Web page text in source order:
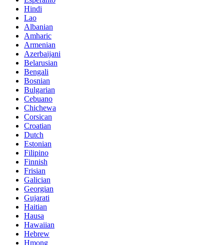
Hindi
Lao
Albanian
Amharic
Armenian
Azerbaijani
Belarusian
Bengali
Bosnian
Bulgarian
Cebuano
Chichewa
Corsican
Croatian
Dutch
Estonian
Filipino
Finnish
Frisian
Galician
Georgian
Gujarati
Haitian
Hausa
Hawaiian
Hebrew
Hmong